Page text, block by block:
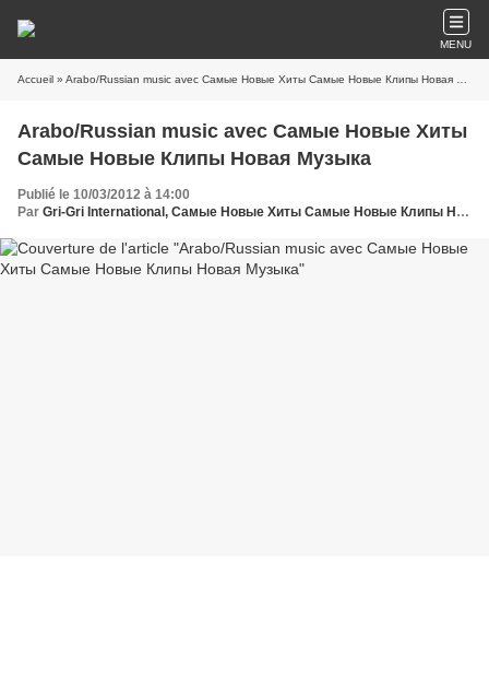
MENU
Accueil » Arabo/Russian music avec Самые Новые Хиты Самые Новые Клипы Новая Музыка
Arabo/Russian music avec Самые Новые Хиты
Самые Новые Клипы Новая Музыка
Publié le 10/03/2012 à 14:00
Par Gri-Gri International, Самые Новые Хиты Самые Новые Клипы Новая Музыка